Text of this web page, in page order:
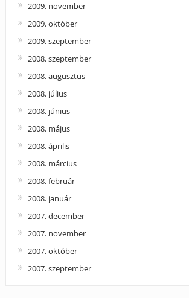
2009. november
2009. október
2009. szeptember
2008. szeptember
2008. augusztus
2008. július
2008. június
2008. május
2008. április
2008. március
2008. február
2008. január
2007. december
2007. november
2007. október
2007. szeptember